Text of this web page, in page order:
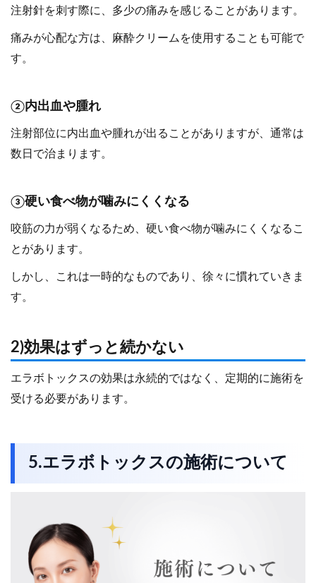
注射針を刺す際に、多少の痛みを感じることがあります。
痛みが心配な方は、麻酔クリームを使用することも可能で
す。
②内出血や腫れ
注射部位に内出血や腫れが出ることがありますが、通常は
数日で治まります。
③硬い食べ物が噛みにくくなる
咬筋の力が弱くなるため、硬い食べ物が噛みにくくなるこ
とがあります。
しかし、これは一時的なものであり、徐々に慣れていきま
す。
2)効果はずっと続かない
エラボトックスの効果は永続的ではなく、定期的に施術を
受ける必要があります。
5.エラボトックスの施術について